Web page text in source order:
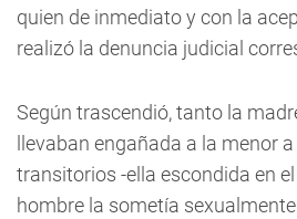
quien de inmediato y con la
realizó la denuncia judicial
Según trascendió, tanto la
llevaban engañada a la menor
transitorios -ella escondida en el
hombre la sometía